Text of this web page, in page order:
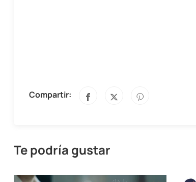
Compartir:
Te podría gustar